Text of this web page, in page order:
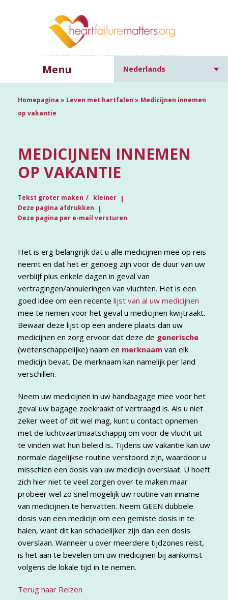
Menu Nederlands
Homepagina » Leven met hartfalen » Medicijnen innemen
op vakantie
MEDICIJNEN INNEMEN
OP VAKANTIE
Tekst groter maken
kleiner
Deze pagina afdrukken
Deze pagina per e-mail versturen
Het is erg belangrijk dat u alle medicijnen mee op reis
neemt en dat het er genoeg zijn voor de duur van uw
verblijf plus enkele dagen in geval van
vertragingen/annuleringen van vluchten. Het is een
goed idee om een recente lijst van al uw medicijnen
mee te nemen voor het geval u medicijnen kwijtraakt.
Bewaar deze lijst op een andere plaats dan uw
medicijnen en zorg ervoor dat deze de generische
(wetenschappelijke) naam en merknaam van elk
medicijn bevat. De merknaam kan namelijk per land
verschillen.
Neem uw medicijnen in uw handbagage mee voor het
geval uw bagage zoekraakt of vertraagd is. Als u niet
zeker weet of dit wel mag, kunt u contact opnemen
met de luchtvaartmaatschappij om voor de vlucht uit
te vinden wat hun beleid is. Tijdens uw vakantie kan uw
normale dagelijkse routine verstoord zijn, waardoor u
misschien een dosis van uw medicijn overslaat. U hoeft
zich hier niet te veel zorgen over te maken maar
probeer wel zo snel mogelijk uw routine van inname
van medicijnen te hervatten. Neem GEEN dubbele
dosis van een medicijn om een gemiste dosis in te
halen, want dit kan schadelijker zijn dan een dosis
overslaan. Wanneer u over meerdere tijdzones reist,
is het aan te bevelen om uw medicijnen bij aankomst
volgens de lokale tijd in te nemen.
Terug naar Reizen